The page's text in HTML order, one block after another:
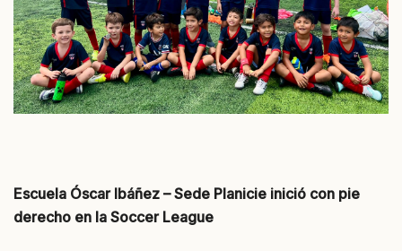
Escuela Óscar Ibáñez – Sede Planicie inició con pie
derecho en la Soccer League